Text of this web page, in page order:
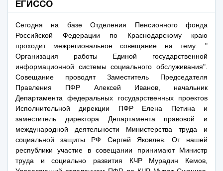
ЕГИССО
Сегодня на базе Отделения Пенсионного фонда
Российской Федерации по Краснодарскому краю
проходит межрегиональное совещание на тему: "
Организация работы Единой государственной
информационной системы социального обслуживания".
Совещание проводят Заместитель Председателя
Правления ПФР Алексей Иванов, начальник
Департамента федеральных государственных проектов
Исполнительной дирекции ПФР Елена Петина и
заместитель директора Департамента правовой и
международной деятельности Министерства труда и
социальной защиты РФ Сергей Яковлев. От нашей
республики участие в совещании принимают Министр
труда и социально развития КЧР Мурадин Кемов,